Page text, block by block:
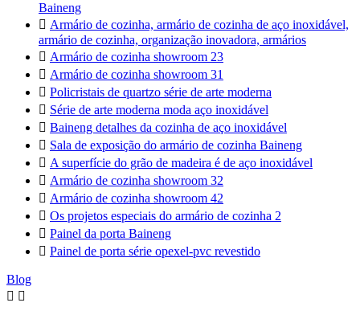
Baineng
 Armário de cozinha, armário de cozinha de aço inoxidável,
armário de cozinha, organização inovadora, armários
 Armário de cozinha showroom 23
 Armário de cozinha showroom 31
 Policristais de quartzo série de arte moderna
 Série de arte moderna moda aço inoxidável
 Baineng detalhes da cozinha de aço inoxidável
 Sala de exposição do armário de cozinha Baineng
 A superfície do grão de madeira é de aço inoxidável
 Armário de cozinha showroom 32
 Armário de cozinha showroom 42
 Os projetos especiais do armário de cozinha 2
 Painel da porta Baineng
 Painel de porta série opexel-pvc revestido
Blog
 